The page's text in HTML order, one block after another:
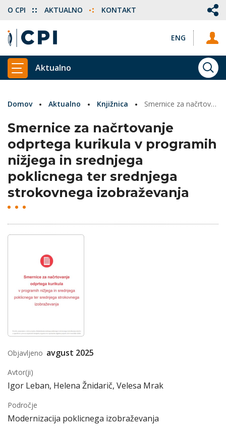
ENG
O CPI AKTUALNO KONTAKT
PRIKAŽI GLAVNI MENI
Aktualno
Domov Aktualno Knjižnica Smernice za načrtovanje odprtega kurikula v programih nižjega in srednjega poklicnega ter srednjega strokovnega izobraževanja
Smernice za načrtovanje
odprtega kurikula v programih
nižjega in srednjega
poklicnega ter srednjega
strokovnega izobraževanja
Objavljeno avgust 2025
Avtor(ji)
Igor Leban, Helena Žnidarič, Velesa Mrak
Področje
Modernizacija poklicnega izobraževanja